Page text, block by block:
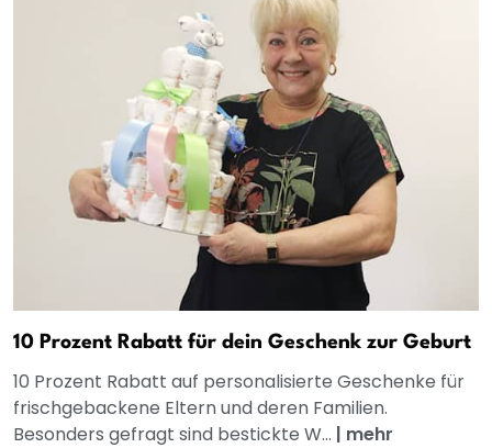
10 Prozent Rabatt für dein Geschenk zur Geburt
10 Prozent Rabatt auf personalisierte Geschenke für
frischgebackene Eltern und deren Familien.
Besonders gefragt sind bestickte W... | mehr